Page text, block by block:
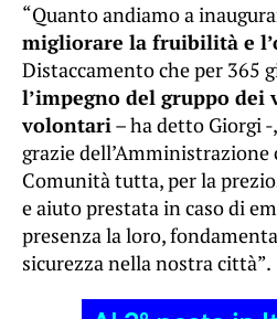
“Quanto andiamo a
migliorare la fruibilità e
Distaccamento che per 365
l’impegno del gruppo
volontari– ha detto Giorgi
grazie dell’Amministrazione
Comunità tutta, per la
e aiuto prestata in caso di
presenza la loro,
sicurezza nella nostra città”.